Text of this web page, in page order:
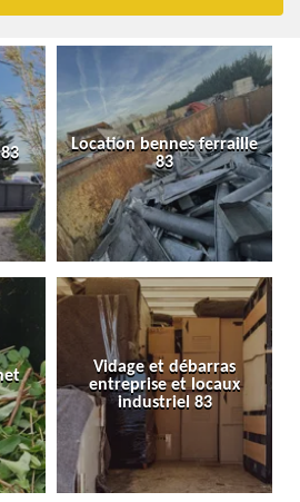
Location bennes ferraille
83
Vidage et débarras
entreprise et locaux
industriel 83